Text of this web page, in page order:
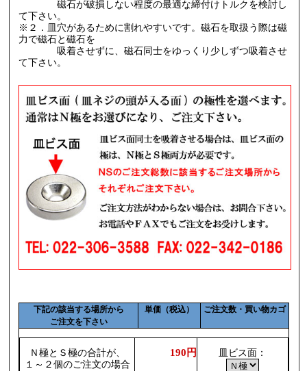
磁石が破損しない程度の最適な締付けトルクを検討し
て下さい。
※２．皿穴があるために割れやすいです。磁石を取扱う際は磁
力で磁石と磁石を
吸着させずに、磁石同士をゆっくり少しずつ吸着させ
て下さい。
下記の該当する場所から
ご注文を下さい
単価（税込） ご注文数・買い物カゴ
Ｎ極とＳ極の合計が、
１～２個のご注文の場合
190円 皿ビス面：